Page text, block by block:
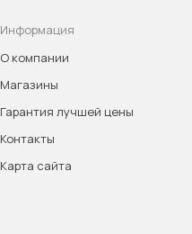
Информация
О компании
Магазины
Гарантия лучшей цены
Контакты
Карта сайта